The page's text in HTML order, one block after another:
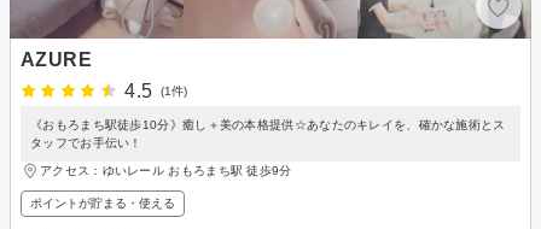
AZURE
4.5
(1件)
《おもろまち駅徒歩10分》癒し＋美の本格提供☆あなたのキレイを、確かな施術とス
タッフでお手伝い！
アクセス：ゆいレール おもろまち駅 徒歩9分
ポイントが貯まる・使える